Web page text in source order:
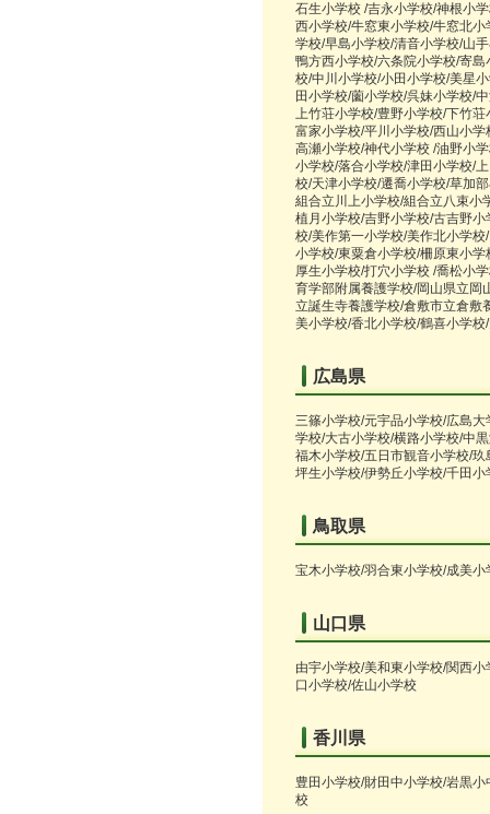
石生小学校 /吉永小学校/神根小
西小学校/牛窓東小学校/牛窓北
学校/早島小学校/清音小学校/山
鴨方西小学校/六条院小学校/寄
校/中川小学校/小田小学校/美星
田小学校/薗小学校/呉妹小学校/
上竹荘小学校/豊野小学校/下竹
富家小学校/平川小学校/西山小
高瀬小学校/神代小学校 /油野小
小学校/落合小学校/津田小学校/
校/天津小学校/遷喬小学校/草加
組合立川上小学校/組合立八束小
植月小学校/吉野小学校/古吉野
校/美作第一小学校/美作北小学
小学校/東粟倉小学校/柵原東小
厚生小学校/打穴小学校 /喬松小
育学部附属養護学校/岡山県立岡
立誕生寺養護学校/倉敷市立倉敷
美小学校/香北小学校/鶴喜小学
広島県
三篠小学校/元宇品小学校/広島
学校/大古小学校/横路小学校/中
福木小学校/五日市観音小学校/
坪生小学校/伊勢丘小学校/千田
鳥取県
宝木小学校/羽合東小学校/成美
山口県
由宇小学校/美和東小学校/関西
口小学校/佐山小学校
香川県
豊田小学校/財田中小学校/岩黒
校